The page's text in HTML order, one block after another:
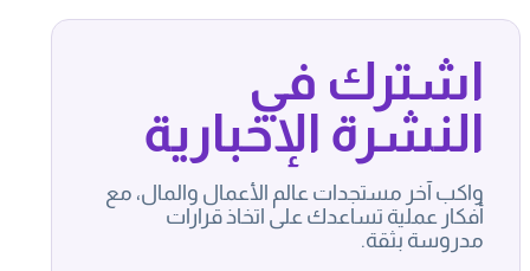
اشترك في
النشرة الإخبارية
واكب آخر مستجدات عالم الأعمال والمال، مع
أفكار عملية تساعدك على اتخاذ قرارات
مدروسة بثقة.